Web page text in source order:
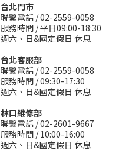
台北門市
聯繫電話 / 02-2559-0058
服務時間 / 平日09:00-18:30
週六、日&國定假日 休息
台北客服部
聯繫電話 / 02-2559-0058
服務時間 / 09:30-17:30
週六、日&國定假日 休息
林口維修部
聯繫電話 / 02-2601-9667
服務時間 / 10:00-16:00
週六、日&國定假日 休息